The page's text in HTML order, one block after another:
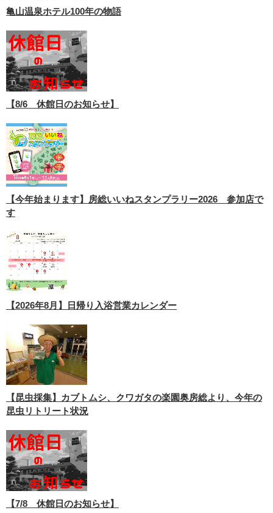
亀山温泉ホテル100年の物語
【8/6 休館日のお知らせ】
【今年始まります】房総いいねスタンプラリー2026 参加店で
す
【2026年8月】日帰り入浴営業カレンダー
【昆虫採集】カブトムシ、クワガタの楽園奥房総より、今年の
昆虫リトリート状況
【7/8 休館日のお知らせ】